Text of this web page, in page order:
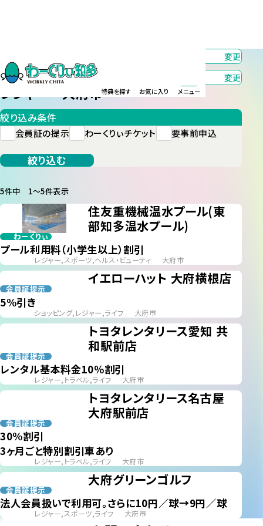
特典を探す お気に入り メニュー
変更
エリア 大府市 変更
レジャー 大府市
絞り込み条件
会員証の提示 わーくりぃチケット 要事前申込
絞り込む
5件中 1〜5件表示
住友重機械温水プール(東
部知多温水プール)
わーくりぃ
プール利用料（小学生以上）割引
レジャー,スポーツ,ヘルス・ビューティ 大府市
イエローハット 大府横根店
会員証提示
5%引き
ショッピング,レジャー,ライフ 大府市
トヨタレンタリース愛知 共
和駅前店
会員証提示
レンタル基本料金10％割引
レジャー,トラベル,ライフ 大府市
トヨタレンタリース名古屋
大府駅前店
会員証提示
30%割引
3ヶ月ごと特別割引車あり
レジャー,トラベル,ライフ 大府市
大府グリーンゴルフ
会員証提示
法人会員扱いで利用可。さらに10円／球→9円／球
レジャー,スポーツ,ライフ 大府市